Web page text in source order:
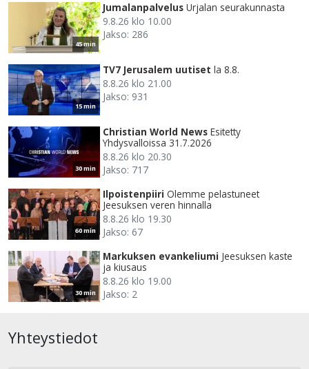
45 min
Jumalanpalvelus Urjalan seurakunnasta
9.8.26 klo 10.00
Jakso: 286
15 min
TV7 Jerusalem uutiset la 8.8.
8.8.26 klo 21.00
Jakso: 931
30 min
Christian World News Esitetty
Yhdysvalloissa 31.7.2026
8.8.26 klo 20.30
Jakso: 717
60 min
Ilpoistenpiiri Olemme pelastuneet
Jeesuksen veren hinnalla
8.8.26 klo 19.30
Jakso: 67
30 min
Markuksen evankeliumi Jeesuksen kaste
ja kiusaus
8.8.26 klo 19.00
Jakso: 2
Yhteystiedot